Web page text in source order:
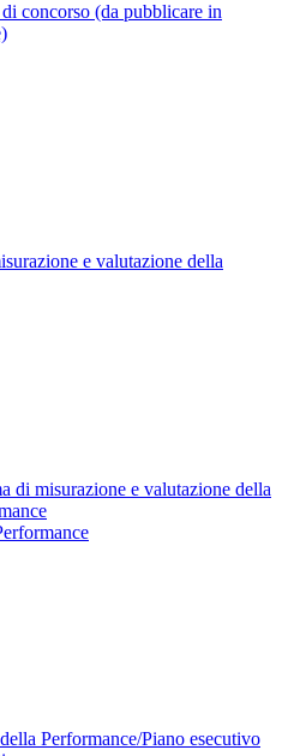
concorso (da pubblicare in
e valutazione della
di misurazione e valutazione della
Performance/Piano esecutivo